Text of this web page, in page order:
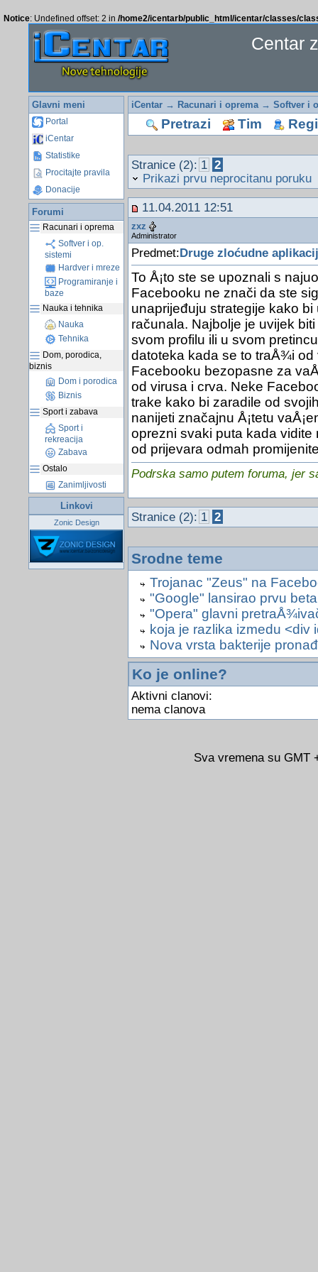
Notice: Undefined offset: 2 in /home2/icentarb/public_html/icentar/classes/
Centar
Glavni meni
Portal
iCentar
Statistike
Procitajte pravila
Donacije
Forumi
Racunari i oprema
Softver i op.
sistemi
Hardver i mreze
Programiranje i
baze
Nauka i tehnika
Nauka
Tehnika
Dom, porodica,
biznis
Dom i porodica
Biznis
Sport i zabava
Sport i
rekreacija
Zabava
Ostalo
Zanimljivosti
Linkovi
Zonic Design
iCentar→ Racunari i oprema→ Softver i
Pretrazi Tim
Stranice (2): 1 2
Prikazi prvu neprocitanu poruku
11.04.2011 12:51
zxz
Administrator
Predmet: Druge zloćudne
To Å¡to ste se upoznali s
Facebooku ne znači da ste
unaprijeđuju strategije kako bi
računala. Najbolje je uvijek
svom profilu ili u svom
datoteka kada se to traÅ¾i
Facebooku bezopasne za
od virusa i crva. Neke
trake kako bi zaradile od
nanijeti značajnu Å¡tetu
oprezni svaki puta kada vidite
od prijevara odmah
Podrska samo putem foruma, jer
Stranice (2): 1 2
Srodne teme
Trojanac "Zeus" na
"Google" lansirao prvu
"Opera" glavni
koja je razlika izmedu <div
Nova vrsta bakterije
Ko je online?
Aktivni clanovi:
nema clanova
Sva vremena su GMT